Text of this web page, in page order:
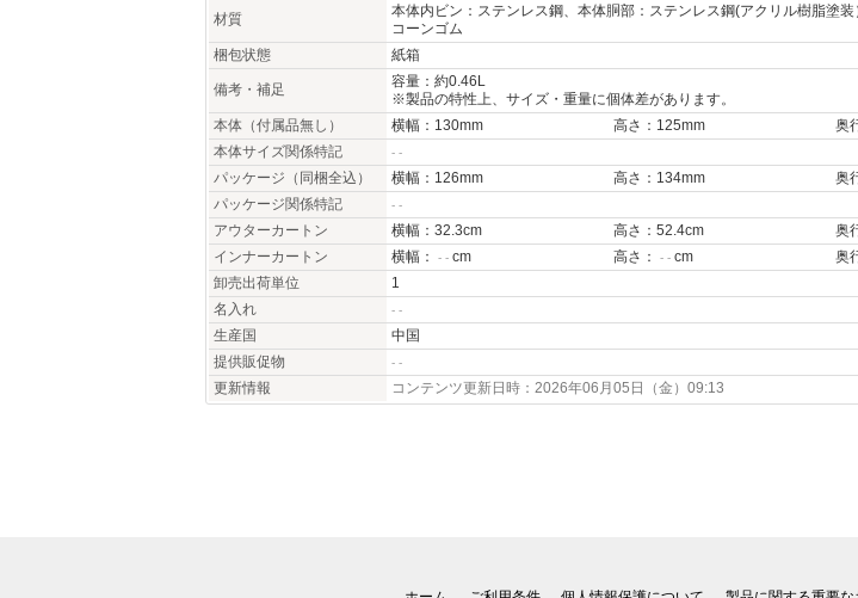
材質
本体内ビン：ステンレス鋼、本体胴部：ステンレス鋼(アクリル樹脂塗
コーンゴム
梱包状態
紙箱
備考・補足
容量：約0.46L
※製品の特性上、サイズ・重量に個体差があります。
本体（付属品無し）
横幅：130mm 高さ：125mm 奥
本体サイズ関係特記
- -
パッケージ（同梱全込） 横幅：126mm 高さ：134mm 奥
パッケージ関係特記
- -
アウターカートン 横幅：32.3cm 高さ：52.4cm 奥
インナーカートン
横幅： - - cm 高さ： - - cm 奥
卸売出荷単位
1
名入れ
- -
生産国
中国
提供販促物
- -
更新情報 コンテンツ更新日時：2026年06月05日（金）09:13